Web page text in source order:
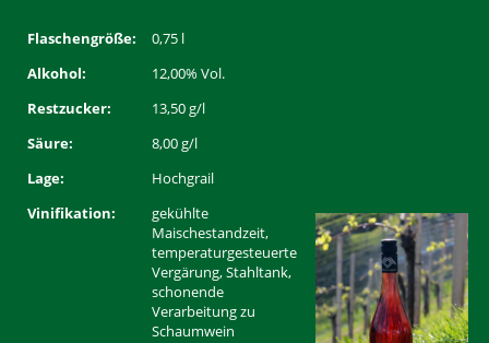
Flaschengröße:
0,75 l
Alkohol:
12,00% Vol.
Restzucker:
13,50 g/l
Säure:
8,00 g/l
Lage:
Hochgrail
Vinifikation:
gekühlte
Maischestandzeit,
temperaturgesteuerte
Vergärung, Stahltank,
schonende
Verarbeitung zu
Schaumwein